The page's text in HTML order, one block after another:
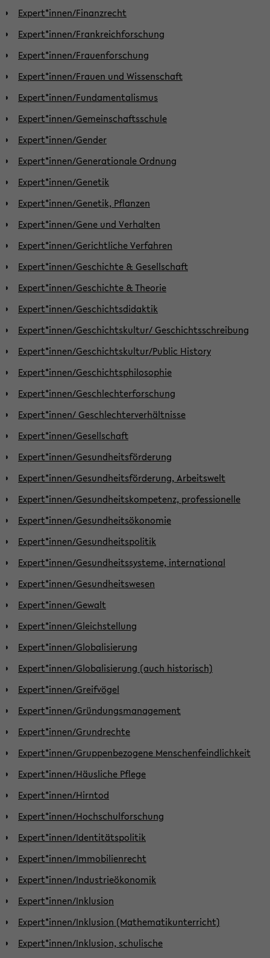
Expert*innen/Finanzrecht
Expert*innen/Frankreichforschung
Expert*innen/Frauenforschung
Expert*innen/Frauen und Wissenschaft
Expert*innen/Fundamentalismus
Expert*innen/Gemeinschaftsschule
Expert*innen/Gender
Expert*innen/Generationale Ordnung
Expert*innen/Genetik
Expert*innen/Genetik, Pflanzen
Expert*innen/Gene und Verhalten
Expert*innen/Gerichtliche Verfahren
Expert*innen/Geschichte & Gesellschaft
Expert*innen/Geschichte & Theorie
Expert*innen/Geschichtsdidaktik
Expert*innen/Geschichtskultur/ Geschichtsschreibung
Expert*innen/Geschichtskultur/Public History
Expert*innen/Geschichtsphilosophie
Expert*innen/Geschlechterforschung
Expert*innen/ Geschlechterverhältnisse
Expert*innen/Gesellschaft
Expert*innen/Gesundheitsförderung
Expert*innen/Gesundheitsförderung, Arbeitswelt
Expert*innen/Gesundheitskompetenz, professionelle
Expert*innen/Gesundheitsökonomie
Expert*innen/Gesundheitspolitik
Expert*innen/Gesundheitssysteme, international
Expert*innen/Gesundheitswesen
Expert*innen/Gewalt
Expert*innen/Gleichstellung
Expert*innen/Globalisierung
Expert*innen/Globalisierung (auch historisch)
Expert*innen/Greifvögel
Expert*innen/Gründungsmanagement
Expert*innen/Grundrechte
Expert*innen/Gruppenbezogene Menschenfeindlichkeit
Expert*innen/Häusliche Pflege
Expert*innen/Hirntod
Expert*innen/Hochschulforschung
Expert*innen/Identitätspolitik
Expert*innen/Immobilienrecht
Expert*innen/Industrieökonomik
Expert*innen/Inklusion
Expert*innen/Inklusion (Mathematikunterricht)
Expert*innen/Inklusion, schulische